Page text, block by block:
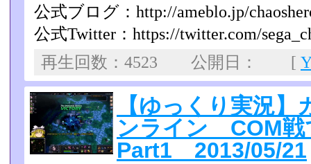
公式ブログ：http://ameblo.jp/
公式Twitter：https://twitter.com/
再生回数：4523 公開日： [
【ゆっくり実況
ンライン COM
Part1 2013/05/21